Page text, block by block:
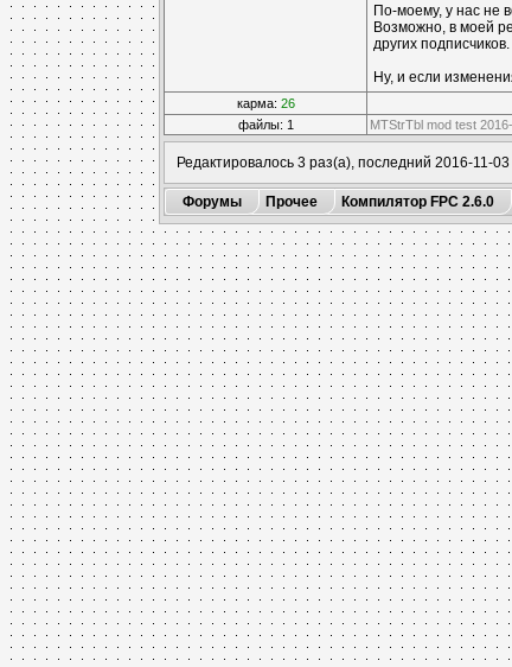
По-моему, у нас не
Возможно, в моей
других подписчиков.
Ну, и если
карма: 26
файлы: 1 MTStrTbl mod test
Редактировалось 3 раз(а), последний 2016-11-
Форумы Прочее Компилятор FPC 2.6.0